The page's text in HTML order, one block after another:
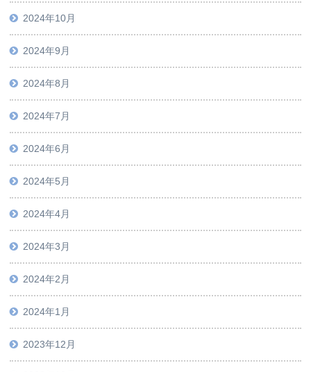
2024年10月
2024年9月
2024年8月
2024年7月
2024年6月
2024年5月
2024年4月
2024年3月
2024年2月
2024年1月
2023年12月